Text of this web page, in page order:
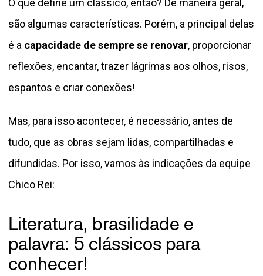
O que define um clássico, então? De maneira geral,
são algumas características. Porém, a principal delas
é a capacidade de sempre se renovar, proporcionar
reflexões, encantar, trazer lágrimas aos olhos, risos,
espantos e criar conexões!
Mas, para isso acontecer, é necessário, antes de
tudo, que as obras sejam lidas, compartilhadas e
difundidas. Por isso, vamos às indicações da equipe
Chico Rei:
Literatura, brasilidade e
palavra: 5 clássicos para
conhecer!